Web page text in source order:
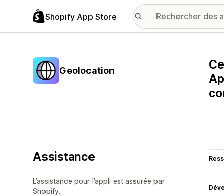
Shopify App Store
Geolocation
Assistance
L’assistance pour l’appli est assurée par
Shopify.